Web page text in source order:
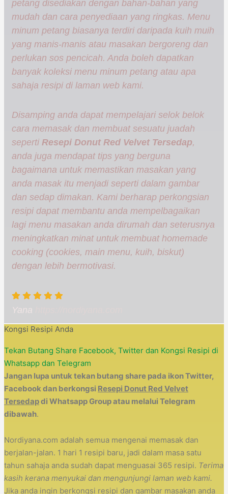
petang disediakan dengan bahan-bahan yang
mudah dan cara penyediaan yang ringkas. Menu
minum petang biasanya terdiri daripada kuih muih
yang manis-manis atau masakan bergoreng dan
perlukan sos pencicah. Anda boleh dapatkan
banyak koleksi menu minum petang atau apa
sahaja resipi di laman web kami.
Disamping anda dapat mempelajari selok belok
cara memasak dan membuat sesuatu juadah
sepertiResepi Donut Red Velvet Tersedap,
anda juga mendapat tips yang berguna
bagaimana untuk memastikan masakan yang
anda masak itu menjadi seperti dalam gambar
dan sedap dimakan. Kami berharap perkongsian
resipi dapat membantu anda mempelbagaikan
lagi menu masakan anda dirumah dan seterusnya
meningkatkan minat untuk membuat homemade
cooking (cookies, main menu, kuih, biskut)
dengan lebih bermotivasi.
Yana
Kongsi Resipi Anda
Tekan Butang Share Facebook, Twitter dan Kongsi Resipi di
Whatsapp dan Telegram
Jangan lupa untuk tekan butang share pada ikon Twitter,
Facebook dan berkongsi Resepi Donut Red Velvet
Tersedapdi Whatsapp Group atau melalui Telegram
dibawah.
Nordiyana.com adalah semua mengenai memasak dan
berjalan-jalan. 1 hari 1 resipi baru, jadi dalam masa satu
tahun sahaja anda sudah dapat menguasai 365 resipi. Terima
kasih kerana menyukai dan mengunjungi laman web kami.
Jika anda ingin berkongsi resipi dan gambar masakan anda